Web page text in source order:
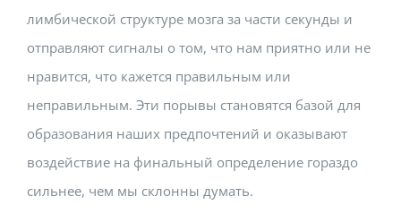
лимбической структуре мозга за части секунды и
отправляют сигналы о том, что нам приятно или не
нравится, что кажется правильным или
неправильным. Эти порывы становятся базой для
образования наших предпочтений и оказывают
воздействие на финальный определение гораздо
сильнее, чем мы склонны думать.